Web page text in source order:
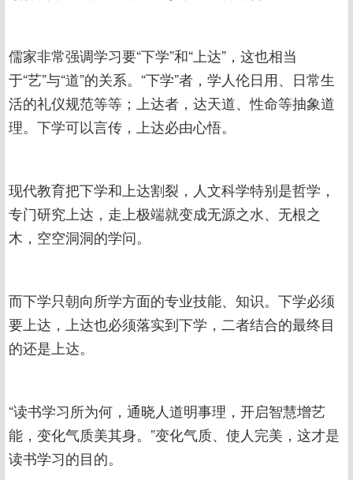
儒家非常强调学习要“下学”和“上达”，这也相当
于“艺”与“道”的关系。“下学”者，学人伦日用、日常生
活的礼仪规范等等；上达者，达天道、性命等抽象道
理。下学可以言传，上达必由心悟。
现代教育把下学和上达割裂，人文科学特别是哲学，
专门研究上达，走上极端就变成无源之水、无根之
木，空空洞洞的学问。
而下学只朝向所学方面的专业技能、知识。下学必须
要上达，上达也必须落实到下学，二者结合的最终目
的还是上达。
“读书学习所为何，通晓人道明事理，开启智慧增艺
能，变化气质美其身。”变化气质、使人完美，这才是
读书学习的目的。